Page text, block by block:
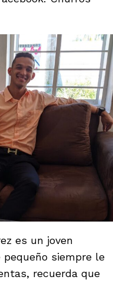
es un joven
pequeño siempre le
recuerda que